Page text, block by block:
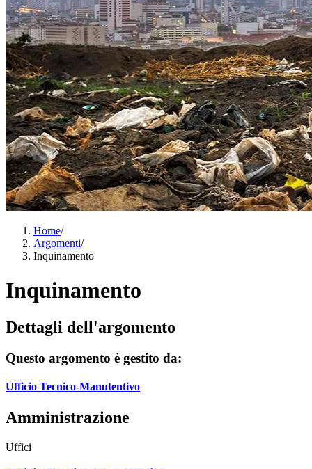
Home/
Argomenti/
Inquinamento
Inquinamento
Dettagli dell'argomento
Questo argomento è gestito da:
Ufficio Tecnico-Manutentivo
Amministrazione
Uffici